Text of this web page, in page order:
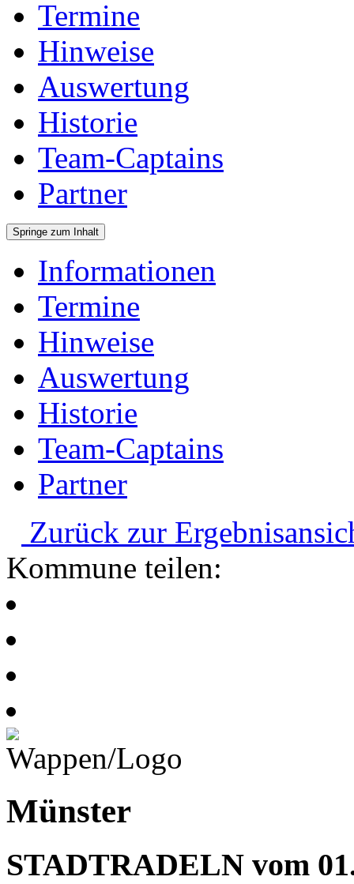
Termine
Hinweise
Auswertung
Historie
Team-Captains
Partner
Springe zum Inhalt
Informationen
Termine
Hinweise
Auswertung
Historie
Team-Captains
Partner
Zurück zur
Kommune teilen:
Münster
STADTRADELN vom